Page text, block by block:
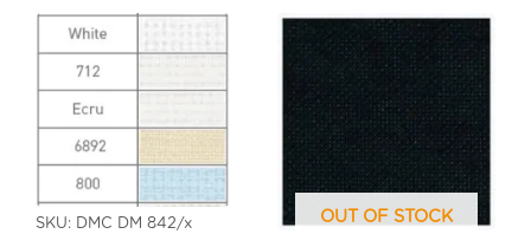
SKU: DMC DM 842/x OUT OF STOCK